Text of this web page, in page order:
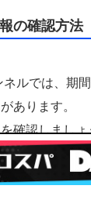
の確認方法
ルでは、期
あります。
確認しましょ